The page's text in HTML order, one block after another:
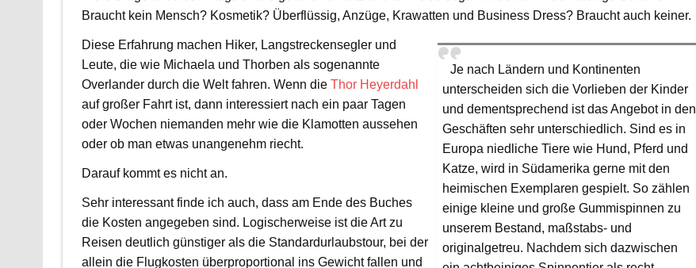
Braucht kein Mensch? Kosmetik? Überflüssig, Anzüge, Krawatten und Business Dress? Braucht auch keiner.
Je nach Ländern und Kontinenten
unterscheiden sich die Vorlieben der Kinder
und dementsprechend ist das Angebot in den
Geschäften sehr unterschiedlich. Sind es in
Europa niedliche Tiere wie Hund, Pferd und
Katze, wird in Südamerika gerne mit den
heimischen Exemplaren gespielt. So zählen
einige kleine und große Gummispinnen zu
unserem Bestand, maßstabs- und
originalgetreu. Nachdem sich dazwischen
Diese Erfahrung machen Hiker, Langstreckensegler und
Leute, die wie Michaela und Thorben als sogenannte
Overlander durch die Welt fahren. Wenn die Thor Heyerdahl
auf großer Fahrt ist, dann interessiert nach ein paar Tagen
oder Wochen niemanden mehr wie die Klamotten aussehen
oder ob man etwas unangenehm riecht.
Darauf kommt es nicht an.
Sehr interessant finde ich auch, dass am Ende des Buches
die Kosten angegeben sind. Logischerweise ist die Art zu
Reisen deutlich günstiger als die Standardurlaubstour, bei der
allein die Flugkosten überproportional ins Gewicht fallen und